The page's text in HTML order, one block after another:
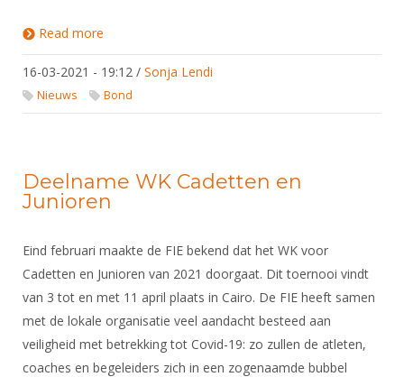
Read more
16-03-2021 - 19:12 / Sonja Lendi
Nieuws Bond
Deelname WK Cadetten en
Junioren
Eind februari maakte de FIE bekend dat het WK voor
Cadetten en Junioren van 2021 doorgaat. Dit toernooi vindt
van 3 tot en met 11 april plaats in Cairo. De FIE heeft samen
met de lokale organisatie veel aandacht besteed aan
veiligheid met betrekking tot Covid-19: zo zullen de atleten,
coaches en begeleiders zich in een zogenaamde bubbel